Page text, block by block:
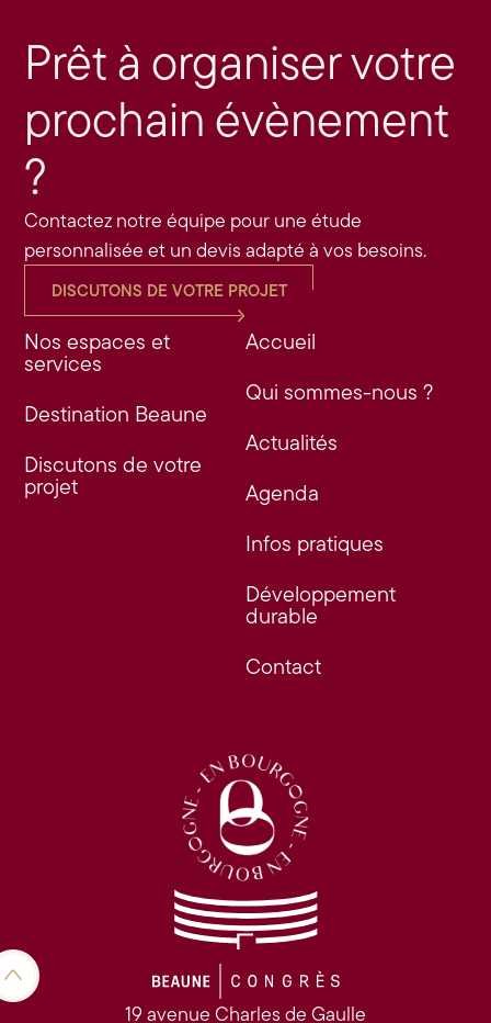
Prêt à organiser votre
prochain évènement
?
Contactez notre équipe pour une étude
personnalisée et un devis adapté à vos besoins.
DISCUTONS DE VOTRE PROJET
Nos espaces et
services
Destination Beaune
Discutons de votre
projet
Accueil
Qui sommes-nous ?
Actualités
Agenda
Infos pratiques
Développement
durable
Contact
19 avenue Charles de Gaulle